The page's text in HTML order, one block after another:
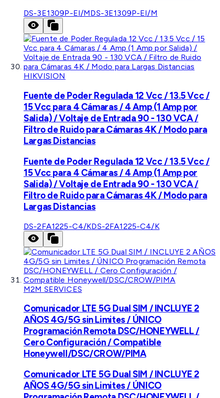
DS-3E1309P-EI/MDS-3E1309P-EI/M
HIKVISION
Fuente de Poder Regulada 12 Vcc / 13.5 Vcc /
15 Vcc para 4 Cámaras / 4 Amp (1 Amp por
Salida) / Voltaje de Entrada 90 - 130 VCA /
Filtro de Ruido para Cámaras 4K / Modo para
Largas Distancias
Fuente de Poder Regulada 12 Vcc / 13.5 Vcc /
15 Vcc para 4 Cámaras / 4 Amp (1 Amp por
Salida) / Voltaje de Entrada 90 - 130 VCA /
Filtro de Ruido para Cámaras 4K / Modo para
Largas Distancias
DS-2FA1225-C4/KDS-2FA1225-C4/K
M2M SERVICES
Comunicador LTE 5G Dual SIM / INCLUYE 2
AÑOS 4G/5G sin Limites / ÚNICO
Programación Remota DSC/HONEYWELL /
Cero Configuración / Compatible
Honeywell/DSC/CROW/PIMA
Comunicador LTE 5G Dual SIM / INCLUYE 2
AÑOS 4G/5G sin Limites / ÚNICO